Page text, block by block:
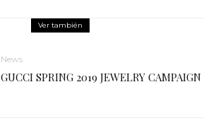
Ver también
News
GUCCI SPRING 2019 JEWELRY CAMPAIGN